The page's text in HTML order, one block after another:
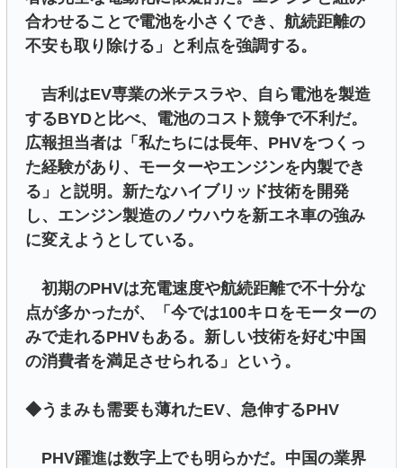
合わせることで電池を小さくでき、航続距離の
不安も取り除ける」と利点を強調する。
吉利はEV専業の米テスラや、自ら電池を製造
するBYDと比べ、電池のコスト競争で不利だ。
広報担当者は「私たちには長年、PHVをつくっ
た経験があり、モーターやエンジンを内製でき
る」と説明。新たなハイブリッド技術を開発
し、エンジン製造のノウハウを新エネ車の強み
に変えようとしている。
初期のPHVは充電速度や航続距離で不十分な
点が多かったが、「今では100キロをモーターの
みで走れるPHVもある。新しい技術を好む中国
の消費者を満足させられる」という。
◆うまみも需要も薄れたEV、急伸するPHV
PHV躍進は数字上でも明らかだ。中国の業界